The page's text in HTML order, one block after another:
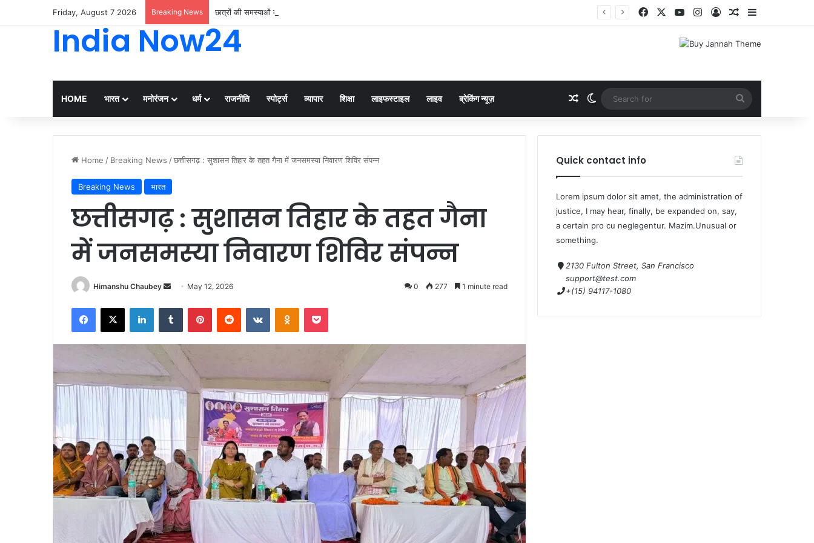
Friday, August 7 2026 Breaking News छात्रों की समस्याओं का समाधान डबल इंजन सरकार की सर्वोच्च प्राथमिकता केशव प्रसाद मौर्या
India Now24
HOME भारत मनोरंजन धर्म राजनीति स्पोर्ट्स व्यापार शिक्षा लाइफस्टाइल लाइव ब्रेकिंग न्यूज़
Home / Breaking News /छत्तीसगढ़ : सुशासन तिहार के तहत गैना में जनसमस्या निवारण शिविर संपन्न
Breaking News भारत
छत्तीसगढ़ : सुशासन तिहार के तहत गैना
में जनसमस्या निवारण शिविर संपन्न
Himanshu Chaubey May 12, 2026 0 277 1 minute read
Quick contact info
Lorem ipsum dolor sit amet, the administration of
justice, I may hear, finally, be expanded on, say,
a certain pro cu neglegentur. Mazim.Unusual or
something.
2130 Fulton Street, San Francisco
support@test.com
+(15) 94117-1080